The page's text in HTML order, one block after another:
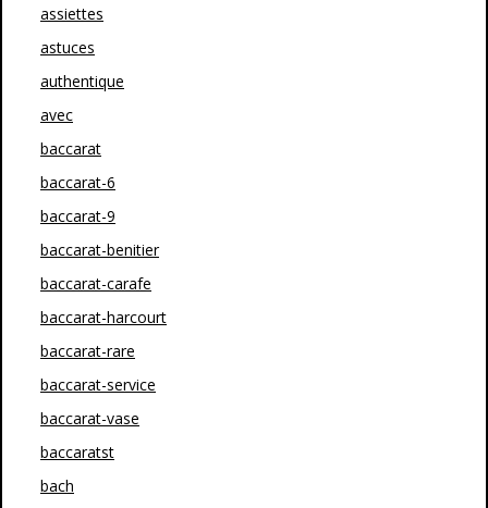
assiettes
astuces
authentique
avec
baccarat
baccarat-6
baccarat-9
baccarat-benitier
baccarat-carafe
baccarat-harcourt
baccarat-rare
baccarat-service
baccarat-vase
baccaratst
bach